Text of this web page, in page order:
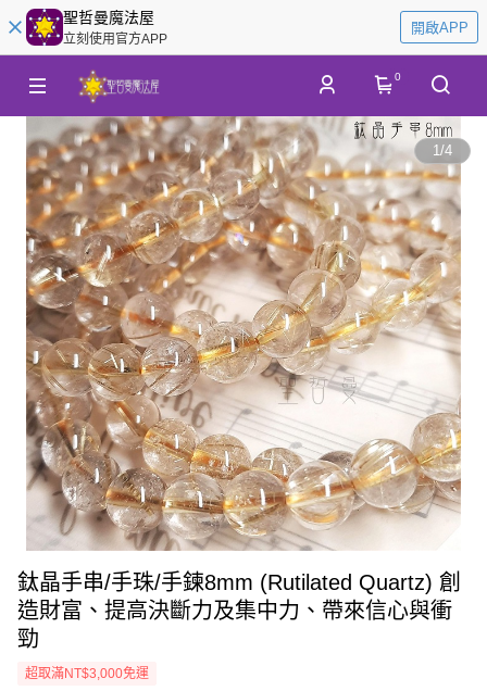
聖哲曼魔法屋
立刻使用官方APP
開啟APP
0
1/4
鈦晶手串/手珠/手鍊8mm (Rutilated Quartz) 創
造財富、提高決斷力及集中力、帶來信心與衝
勁
超取滿NT$3,000免運